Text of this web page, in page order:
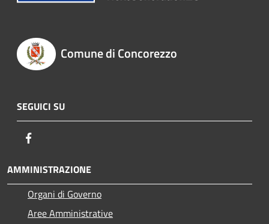
Comune di Concorezzo
SEGUICI SU
AMMINISTRAZIONE
Organi di Governo
Aree Amministrative